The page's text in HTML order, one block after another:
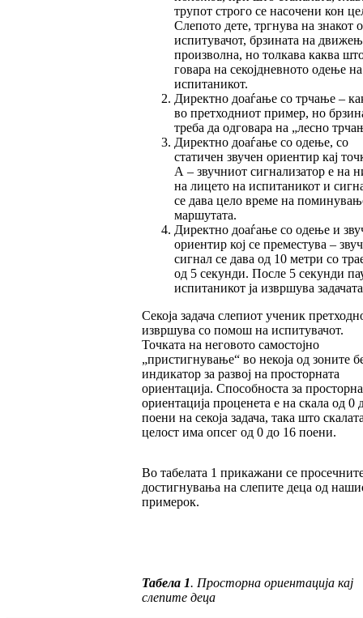
трупот строго се насо­че­ни кон
Слепото дете, тргнува на зна­кот
испитувачот, брзината на
произ­вол­на, но толкава каква
го­вара на секој­днев­ното одење на
испи­т­а­ни­кот.
Директно доаѓање со трчање –
во прет­ходниот пример, но
треба да од­го­вара на „лесно
Директно доаѓање со одење, со
статичен зву­чен ориентир кај
А – звучниот сиг­нализатор е на
на лицето на ис­пи­та­ни­кот и
се дава цело време на
маршутата.
Директно доаѓање со одење и
ориен­тир кој се преместува –
сигнал се да­ва од 10 метри со
од 5 секунди. Пос­­ле 5 се­кунди
испитаникот ја извр­шу­ва
Секоја задача слепиот ученик
из­вр­шу­ва со помош на испитувачот.
Точката на не­говото самостојно
„пристигнување“ во некоја од зоните
индикатор за развој на простор­на­та
ориентација. Способноста за просторна
ориен­тација проценета е на скала од 0
пое­ни на секоја задача, така што
целост има опсег од 0 до 16 поени.
Во табелата 1 прикажани се
достиг­ну­вања на слепите деца од
примерок.
Табела 1. Просторна ориентација кај
слепите деца